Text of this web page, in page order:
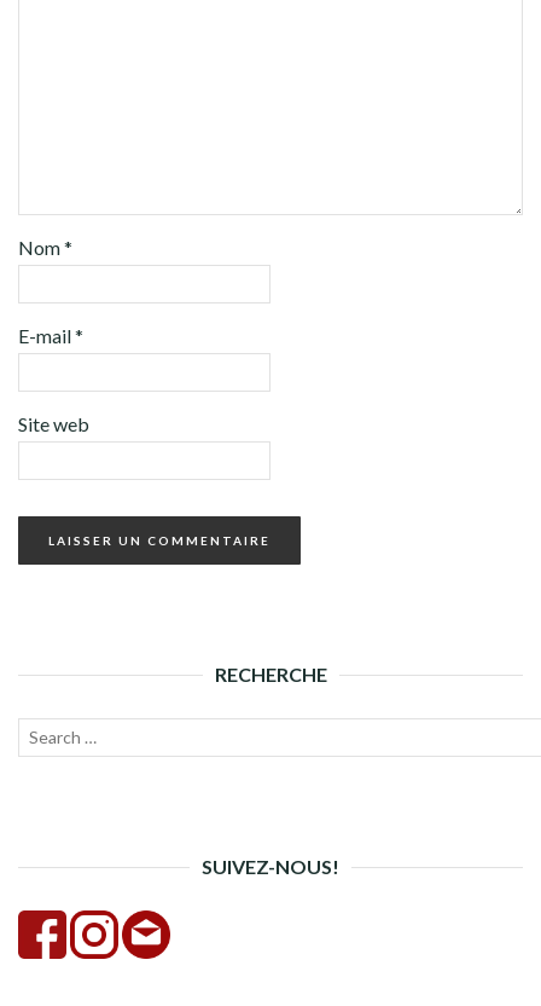
Nom*
E-mail*
Site web
RECHERCHE
Recherche
SUIVEZ-NOUS!